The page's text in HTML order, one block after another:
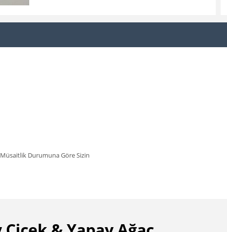
Müsaitlik Durumuna Göre Sizin